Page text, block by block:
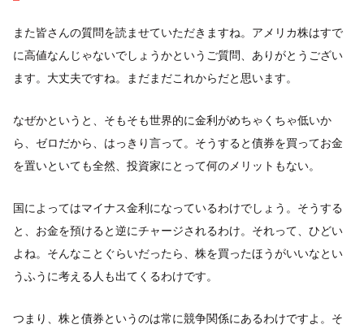
また皆さんの質問を読ませていただきますね。アメリカ株はすで
に高値なんじゃないでしょうかというご質問、ありがとうござい
ます。大丈夫ですね。まだまだこれからだと思います。
なぜかというと、そもそも世界的に金利がめちゃくちゃ低いか
ら、ゼロだから、はっきり言って。そうすると債券を買ってお金
を置いといても全然、投資家にとって何のメリットもない。
国によってはマイナス金利になっているわけでしょう。そうする
と、お金を預けると逆にチャージされるわけ。それって、ひどい
よね。そんなことぐらいだったら、株を買ったほうがいいなとい
うふうに考える人も出てくるわけです。
つまり、株と債券というのは常に競争関係にあるわけですよ。そ